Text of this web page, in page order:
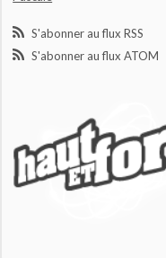
S'abonner au flux RSS
S'abonner au flux ATOM